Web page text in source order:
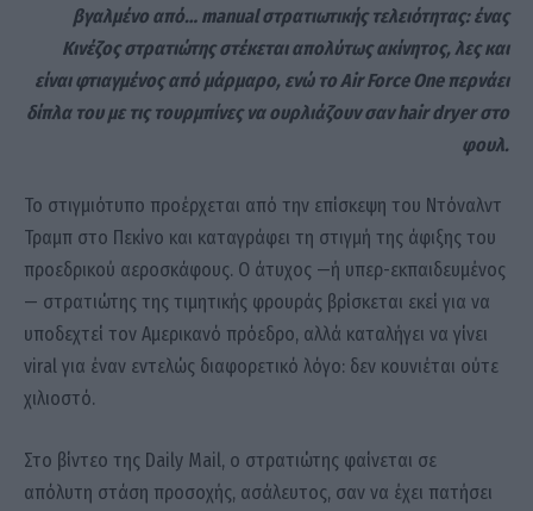
βγαλμένο από… manual στρατιωτικής τελειότητας: ένας
Κινέζος στρατιώτης στέκεται απολύτως ακίνητος, λες και
είναι φτιαγμένος από μάρμαρο, ενώ το Air Force One περνάει
δίπλα του με τις τουρμπίνες να ουρλιάζουν σαν hair dryer στο
φουλ.
Το στιγμιότυπο προέρχεται από την επίσκεψη του Ντόναλντ
Τραμπ στο Πεκίνο και καταγράφει τη στιγμή της άφιξης του
προεδρικού αεροσκάφους. Ο άτυχος —ή υπερ-εκπαιδευμένος
— στρατιώτης της τιμητικής φρουράς βρίσκεται εκεί για να
υποδεχτεί τον Αμερικανό πρόεδρο, αλλά καταλήγει να γίνει
viral για έναν εντελώς διαφορετικό λόγο: δεν κουνιέται ούτε
χιλιοστό.
Στο βίντεο της Daily Mail, ο στρατιώτης φαίνεται σε
απόλυτη στάση προσοχής, ασάλευτος, σαν να έχει πατήσει